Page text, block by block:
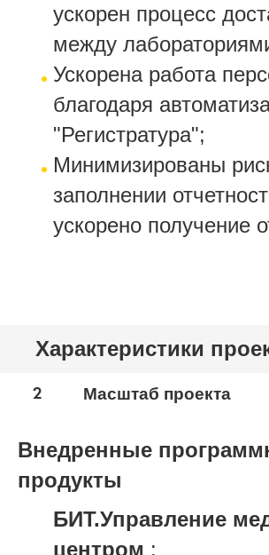
ускорен процесс
между
Ускорена работа
благодаря
"Регистратура";
Минимизированы
заполнении
ускорено получение
Характеристики
2 Масштаб проекта
Внедренные
продукты
БИТ.Управление
центром :